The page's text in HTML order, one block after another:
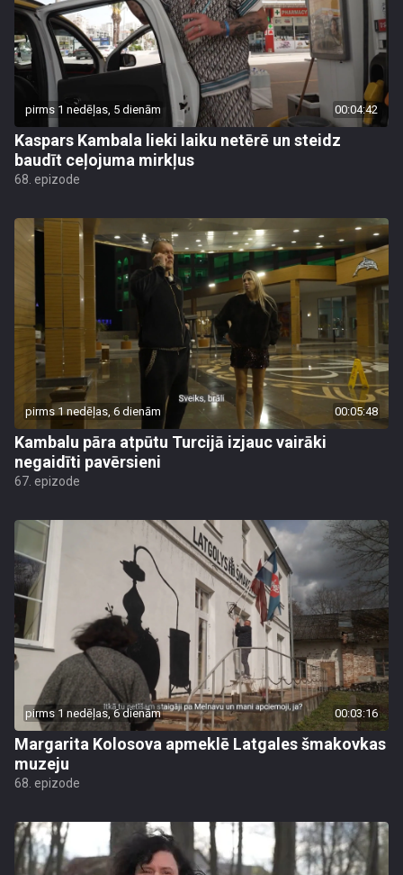
pirms 1 nedēļas, 5 dienām 00:04:42
Kaspars Kambala lieki laiku netērē un steidz
baudīt ceļojuma mirkļus
68. epizode
pirms 1 nedēļas, 6 dienām 00:05:48
Kambalu pāra atpūtu Turcijā izjauc vairāki
negaidīti pavērsieni
67. epizode
pirms 1 nedēļas, 6 dienām 00:03:16
Margarita Kolosova apmeklē Latgales šmakovkas
muzeju
68. epizode